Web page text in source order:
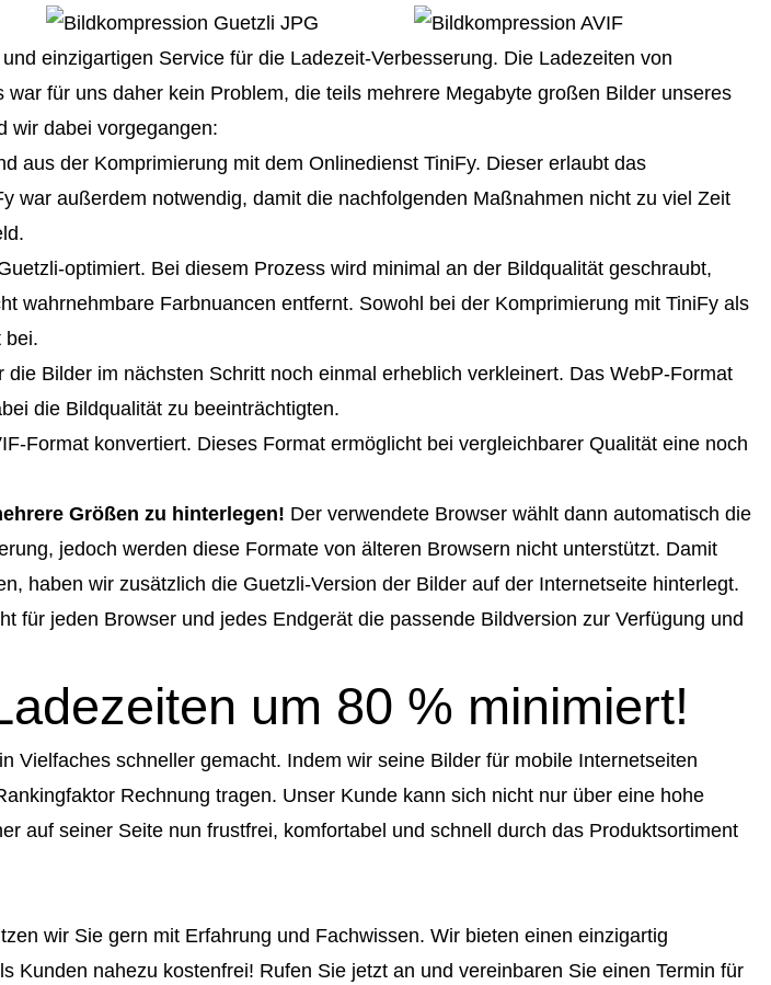
einzigartigen Service für die Ladezeit-Verbesserung. Die Ladezeiten von
für uns daher kein Problem, die teils mehrere Megabyte großen Bilder unseres
wir dabei vorgegangen:
aus der Komprimierung mit dem Onlinedienst TiniFy. Dieser erlaubt das
war außerdem notwendig, damit die nachfolgenden Maßnahmen nicht zu viel Zeit
optimiert. Bei diesem Prozess wird minimal an der Bildqualität geschraubt,
wahrnehmbare Farbnuancen entfernt. Sowohl bei der Komprimierung mit TiniFy als
bei.
Bilder im nächsten Schritt noch einmal erheblich verkleinert. Das WebP-Format
die Bildqualität zu beeinträchtigten.
Format konvertiert. Dieses Format ermöglicht bei vergleichbarer Qualität eine noch
Größen zu hinterlegen! Der verwendete Browser wählt dann automatisch die
jedoch werden diese Formate von älteren Browsern nicht unterstützt. Damit
haben wir zusätzlich die Guetzli-Version der Bilder auf der Internetseite hinterlegt.
jeden Browser und jedes Endgerät die passende Bildversion zur Verfügung und
um 80 % minimiert!
schneller gemacht. Indem wir seine Bilder für mobile Internetseiten
Rechnung tragen. Unser Kunde kann sich nicht nur über eine hohe
auf seiner Seite nun frustfrei, komfortabel und schnell durch das Produktsortiment
wir Sie gern mit Erfahrung und Fachwissen. Wir bieten einen einzigartig
nahezu kostenfrei! Rufen Sie jetzt an und vereinbaren Sie einen Termin für